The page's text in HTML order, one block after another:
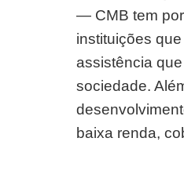
— CMB tem
instituições
assistência
sociedade.
baixa renda,